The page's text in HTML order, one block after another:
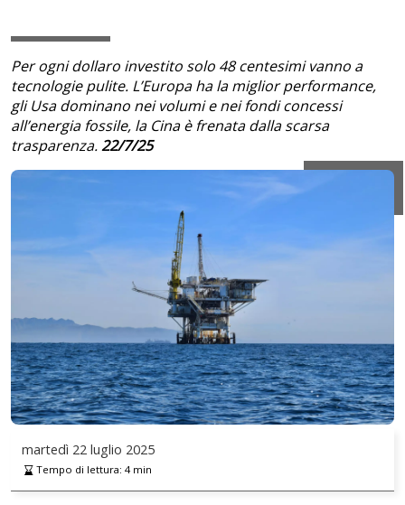
Per ogni dollaro investito solo 48 centesimi vanno a
tecnologie pulite. L’Europa ha la miglior performance,
gli Usa dominano nei volumi e nei fondi concessi
all’energia fossile, la Cina è frenata dalla scarsa
trasparenza.22/7/25
martedì 22 luglio 2025
Tempo di lettura: 4min